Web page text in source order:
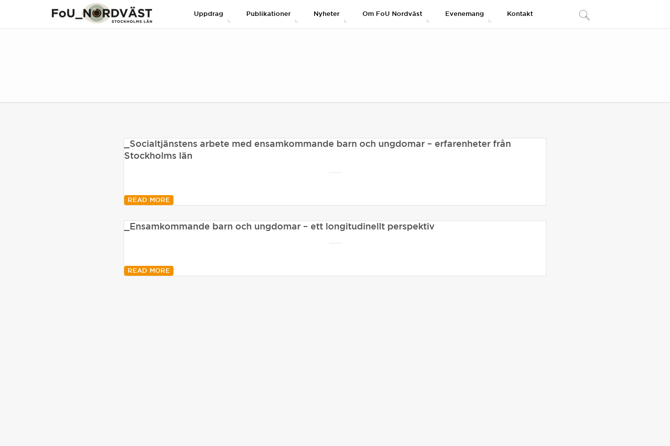
Uppdrag Publikationer Nyheter Om FoU Nordväst Evenemang Kontakt
_Socialtjänstens arbete med ensamkommande barn och ungdomar – erfarenheter från
Stockholms län
READ MORE
_Ensamkommande barn och ungdomar – ett longitudinellt perspektiv
READ MORE